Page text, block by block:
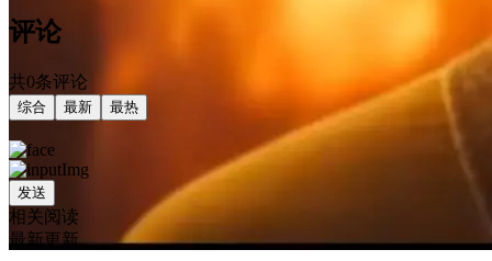
评论
共0条评论
综合 最新 最热
发送
相关阅读
最新更新